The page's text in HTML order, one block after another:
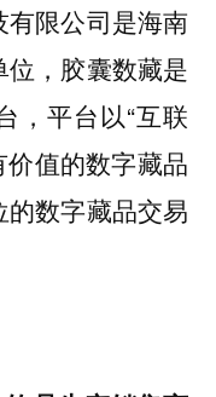
限公司是海南
，胶囊数藏是
，平台以“互联
价值的数字藏品
数字藏品交易